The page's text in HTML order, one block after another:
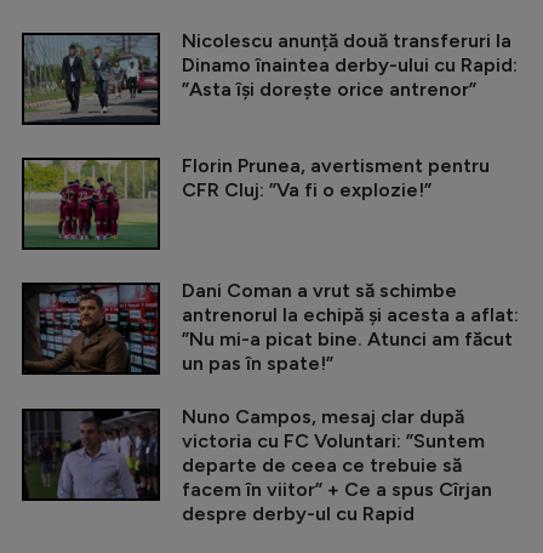
Nicolescu anunță două transferuri la
Dinamo înaintea derby-ului cu Rapid:
”Asta își dorește orice antrenor”
Florin Prunea, avertisment pentru
CFR Cluj: ”Va fi o explozie!”
Dani Coman a vrut să schimbe
antrenorul la echipă și acesta a aflat:
”Nu mi-a picat bine. Atunci am făcut
un pas în spate!”
Nuno Campos, mesaj clar după
victoria cu FC Voluntari: ”Suntem
departe de ceea ce trebuie să
facem în viitor” + Ce a spus Cîrjan
despre derby-ul cu Rapid